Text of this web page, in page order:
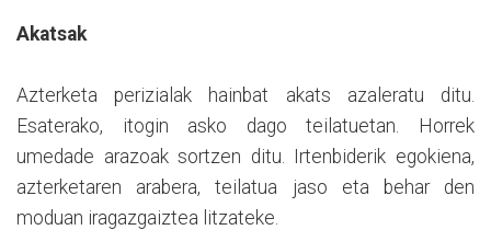
Akatsak
Azterketa perizialak hainbat akats azaleratu ditu.
Esaterako, itogin asko dago teilatuetan. Horrek
umedade arazoak sortzen ditu. Irtenbiderik egokiena,
azterketaren arabera, teilatua jaso eta behar den
moduan iragazgaiztea litzateke.